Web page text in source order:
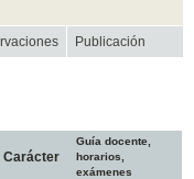
Publicación
Carácter
Guía docente,
horarios,
exámenes